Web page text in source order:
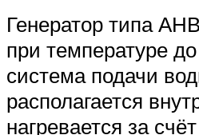
Генератор типа
при температуре до
система подачи
располагается
нагревается за